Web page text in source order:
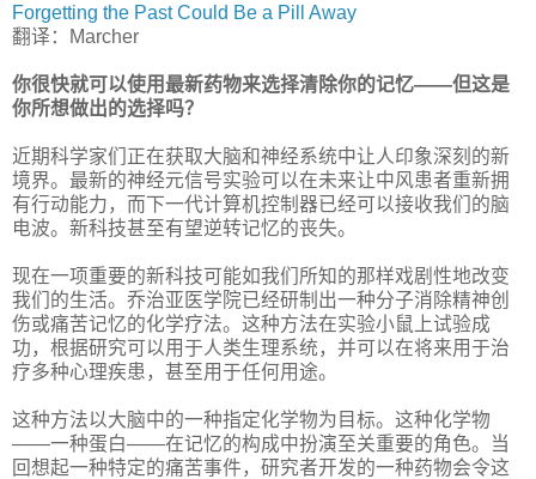
Forgetting the Past Could Be a Pill Away
翻译：Marcher
你很快就可以使用最新药物来选择清除你的记忆——但这是
你所想做出的选择吗？
近期科学家们正在获取大脑和神经系统中让人印象深刻的新
境界。最新的神经元信号实验可以在未来让中风患者重新拥
有行动能力，而下一代计算机控制器已经可以接收我们的脑
电波。新科技甚至有望逆转记忆的丧失。
现在一项重要的新科技可能如我们所知的那样戏剧性地改变
我们的生活。乔治亚医学院已经研制出一种分子消除精神创
伤或痛苦记忆的化学疗法。这种方法在实验小鼠上试验成
功，根据研究可以用于人类生理系统，并可以在将来用于治
疗多种心理疾患，甚至用于任何用途。
这种方法以大脑中的一种指定化学物为目标。这种化学物
——一种蛋白——在记忆的构成中扮演至关重要的角色。当
回想起一种特定的痛苦事件，研究者开发的一种药物会令这